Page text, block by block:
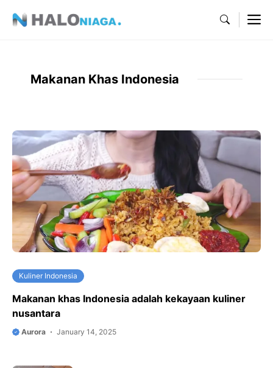
Makanan Khas Indonesia
Kuliner Indonesia
Makanan khas Indonesia adalah kekayaan kuliner
nusantara
Aurora January 14, 2025